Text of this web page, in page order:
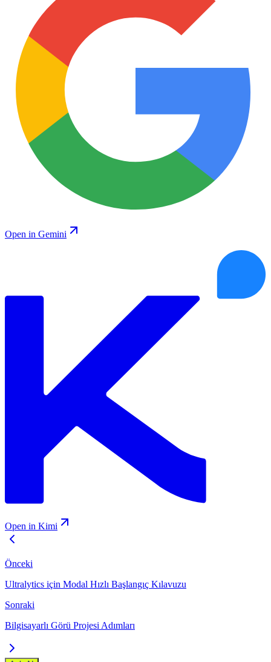
Open in Gemini
Open in Kimi
Önceki
Ultralytics için Modal Hızlı Başlangıç Kılavuzu
Sonraki
Bilgisayarlı Görü Projesi Adımları